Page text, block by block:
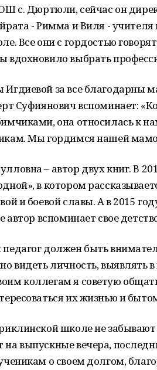
с. Дюртюли, сейчас он
- Римма и Виля -
Все они с гордостью
вдохновило выбрать
за все благодарны
Суфиянович вспоминает:
она относилась к
Мы гордимся нашей
– автор двух книг. В
в котором
и боевой славы. А в 2015
автор вспоминает свое
должен быть
видеть личность, выявлять
коллегам я советую
их жизнью и
школе не забывают
выпускные вечера,
о своем долгом,